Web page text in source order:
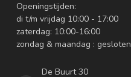
Openingstijden:
di t/m vrijdag 10:00 - 17:00
zaterdag: 10:00-16:00
zondag & maandag : gesloten
De Buurt 30